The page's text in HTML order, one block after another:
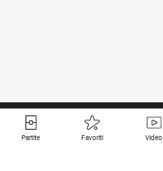
Partite Favoriti Video